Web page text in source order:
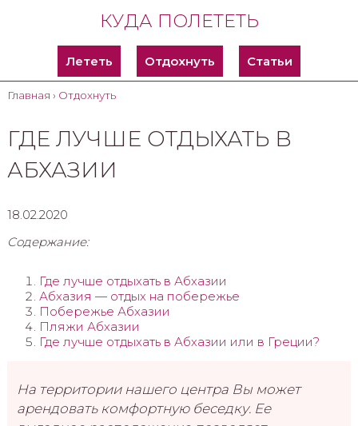
КУДА ПОЛЕТЕТЬ
Лететь Отдохнуть Статьи
Главная › Отдохнуть
ГДЕ ЛУЧШЕ ОТДЫХАТЬ В
АБХАЗИИ
18.02.2020
Содержание:
Где лучше отдыхать в Абхазии
Абхазия — отдых на побережье
Побережье Абхазии
Пляжи Абхазии
Где лучше отдыхать в Абхазии или в Греции?
На территории нашего центра Вы может
арендовать комфортную беседку. Ее